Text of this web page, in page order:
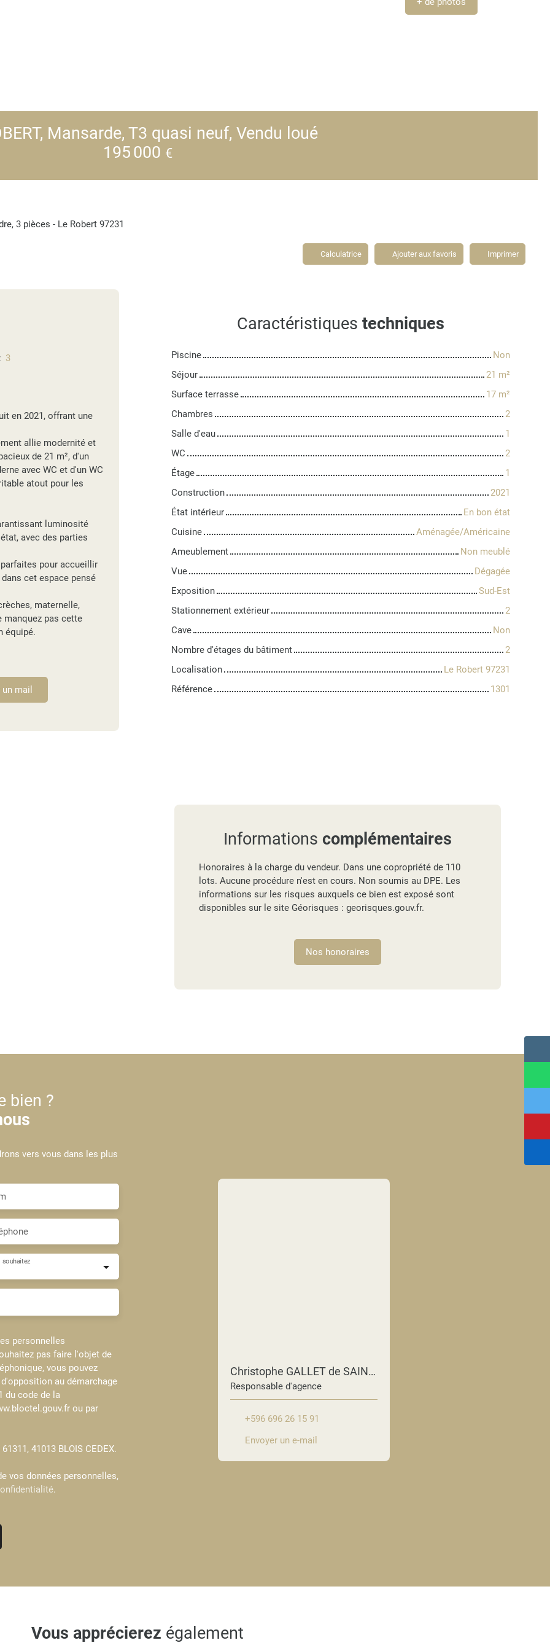
Mansarde, T3 quasi neuf, Vendu loué
195 000 €
3 pièces - Le Robert 97231
Calculatrice Ajouter aux favoris Imprimer
: 3
en 2021, offrant une
allie modernité et
de 21 m², d'un
avec WC et d'un WC
atout pour les
luminosité
avec des parties
pour accueillir
cet espace pensé
maternelle,
manquez pas cette
équipé.
mail
Caractéristiques techniques
Piscine
Non
Séjour
21 m²
Surface terrasse
17 m²
Chambres
2
Salle d'eau
1
WC
2
Étage
1
Construction
2021
État intérieur
En bon état
Cuisine
Aménagée/Américaine
Ameublement
Non meublé
Vue
Dégagée
Exposition
Sud-Est
Stationnement extérieur
2
Cave
Non
Nombre d'étages du bâtiment
2
Localisation
Le Robert 97231
Référence
1301
Informations complémentaires
Honoraires à la charge du vendeur. Dans une copropriété de 110
lots. Aucune procédure n'est en cours. Non soumis au DPE. Les
informations sur les risques auxquels ce bien est exposé sont
disponibles sur le site Géorisques : georisques.gouv.fr.
Nos honoraires
bien ?
vers vous dans les plus
souhaitez
personnelles
pas faire l'objet de
vous pouvez
au démarchage
du code de la
ou par
41013 BLOIS CEDEX.
vos données personnelles,
.
Christophe GALLET de SAINT-AURIN
Responsable d'agence
+596 696 26 15 91
Envoyer un e-mail
Vous apprécierez également